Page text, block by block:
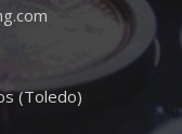
(Toledo)